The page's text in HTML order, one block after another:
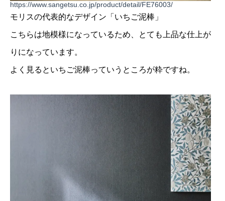
https://www.sangetsu.co.jp/product/detail/FE76003/
モリスの代表的なデザイン「いちご泥棒」
こちらは地模様になっているため、とても上品な仕上が
りになっています。
よく見るといちご泥棒っていうところが粋ですね。